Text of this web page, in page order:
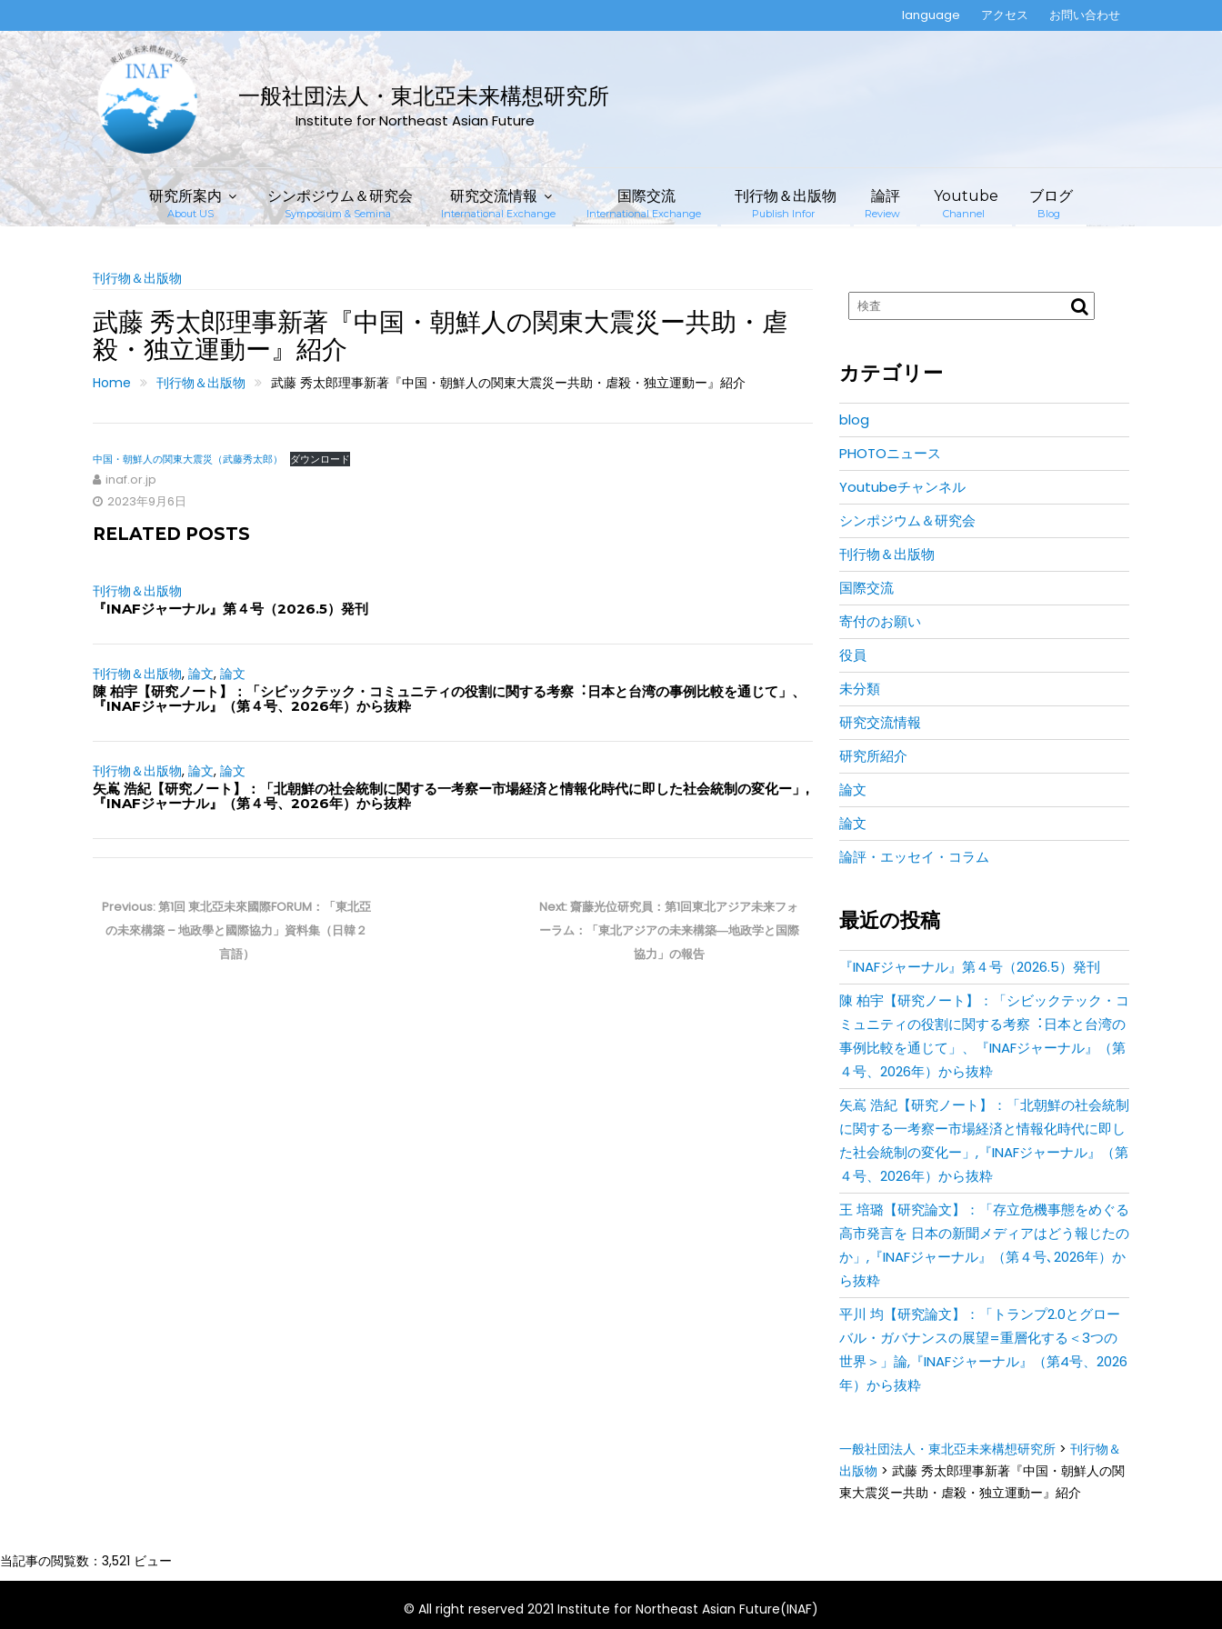
to
content
language アクセス お問い合わせ
一般社団法人・東北亞未来構想研究所
Institute for Northeast Asian Future
About US
研究所案内
Symposium & Semina
シンポジウム＆研究会
International Exchange
研究交流情報
International Exchange
国際交流
Publish Infor
刊行物＆出版物
Review
論評
Channel
Youtube
Blog
ブログ
刊行物＆出版物
武藤 秀太郎理事新著『中国・朝鮮人の関東大震災ー共助・虐
殺・独立運動ー』紹介
Home 刊行物＆出版物 武藤 秀太郎理事新著『中国・朝鮮人の関東大震災ー共助・虐殺・独立運動ー』紹介
中国・朝鮮人の関東大震災（武藤秀太郎） ダウンロード
inaf.or.jp
2023年9月6日
RELATED POSTS
刊行物＆出版物
『INAFジャーナル』第４号（2026.5）発刊
刊行物＆出版物, 論文, 論文
陳 柏宇【研究ノート】：「シビックテック・コミュニティの役割に関する考察︓⽇本と台湾の事例⽐較を通じて」、
『INAFジャーナル』（第４号、2026年）から抜粋
刊行物＆出版物, 論文, 論文
矢嶌 浩紀【研究ノート】：「北朝鮮の社会統制に関する一考察ー市場経済と情報化時代に即した社会統制の変化ー」,
『INAFジャーナル』（第４号、2026年）から抜粋
稿
ナ
Previous:Previous
post:
第1回 東北亞未來國際FORUM：「東北亞
の未來構築 – 地政學と國際協力」資料集（日韓２
言語）
Next:Next
post:
齋藤光位研究員：第1回東北アジア未来フォ
ーラム：「東北アジアの未来構築―地政学と国際
協力」の報告
カテゴリー
blog
PHOTOニュース
Youtubeチャンネル
シンポジウム＆研究会
刊行物＆出版物
国際交流
寄付のお願い
役員
未分類
研究交流情報
研究所紹介
論文
論文
論評・エッセイ・コラム
最近の投稿
『INAFジャーナル』第４号（2026.5）発刊
陳 柏宇【研究ノート】：「シビックテック・コ
ミュニティの役割に関する考察︓⽇本と台湾の
事例⽐較を通じて」、『INAFジャーナル』（第
４号、2026年）から抜粋
矢嶌 浩紀【研究ノート】：「北朝鮮の社会統制
に関する一考察ー市場経済と情報化時代に即し
た社会統制の変化ー」,『INAFジャーナル』（第
４号、2026年）から抜粋
王 培璐【研究論文】：「存⽴危機事態をめぐる
⾼市発⾔を ⽇本の新聞メディアはどう報じたの
か」,『INAFジャーナル』（第４号､2026年）か
ら抜粋
平川 均【研究論文】：「トランプ2.0とグロー
バル・ガバナンスの展望=重層化する＜3つの
世界＞」論,『INAFジャーナル』（第4号、2026
年）から抜粋
一般社団法人・東北亞未来構想研究所> 刊行物＆
出版物 > 武藤 秀太郎理事新著『中国・朝鮮人の関
東大震災ー共助・虐殺・独立運動ー』紹介
当記事の閲覧数：3,521 ビュー
© All right reserved 2021 Institute for Northeast Asian Future(INAF)